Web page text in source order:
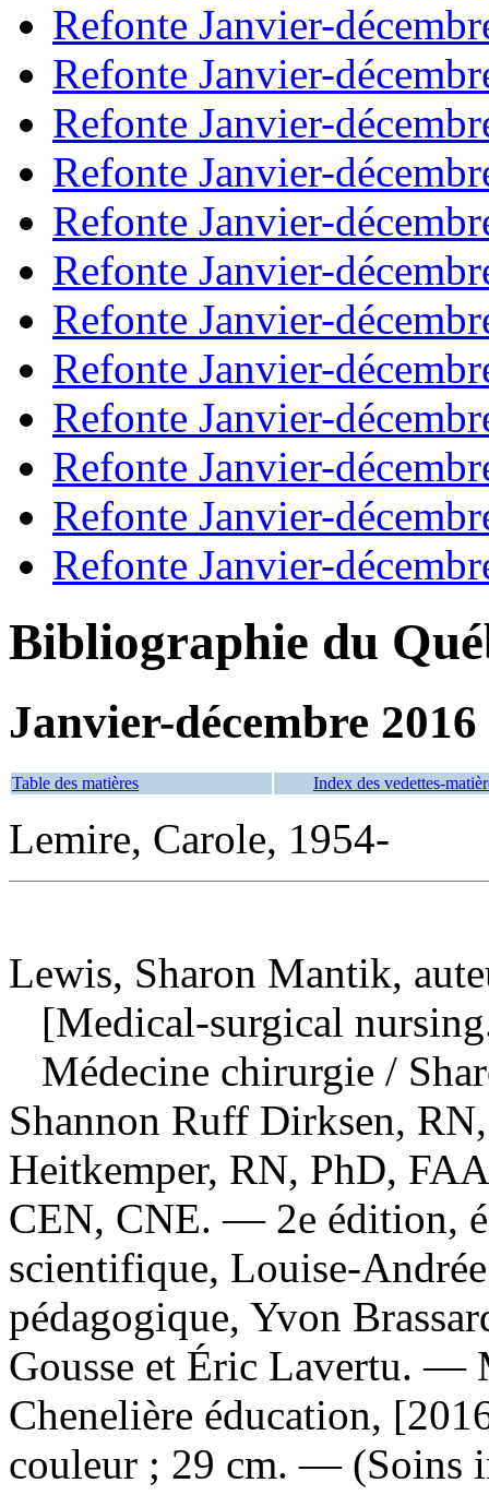
Refonte Janvier-
Refonte Janvier-
Refonte Janvier-
Refonte Janvier-
Refonte Janvier-
Refonte Janvier-
Refonte Janvier-
Refonte Janvier-
Refonte Janvier-
Refonte Janvier-
Refonte Janvier-
Refonte Janvier-
Bibliographie du
Janvier-décembre 2016
Table des matières Index des vedettes-
Lemire, Carole, 1954-
Lewis, Sharon Mantik,
[Medical-surgical
Médecine chirurgie /
Shannon Ruff Dirksen,
Heitkemper, RN, PhD,
CEN, CNE. — 2e édition,
scientifique, Louise-
pédagogique, Yvon
Gousse et Éric Lavertu. —
Chenelière éducation,
couleur ; 29 cm. — (Soins